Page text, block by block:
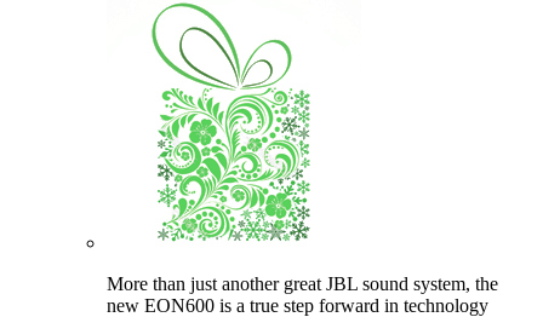
More than just another great JBL sound system, the
new EON600 is a true step forward in technology